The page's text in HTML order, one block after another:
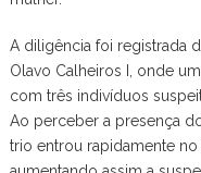
A diligência foi registrada
Olavo Calheiros I, onde
com três indivíduos
Ao perceber a presença
trio entrou rapidamente